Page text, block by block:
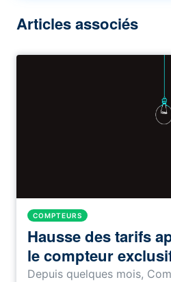
Articles associés
COMPTEURS
Hausse des tarifs
le compteur
Depuis quelques mois,